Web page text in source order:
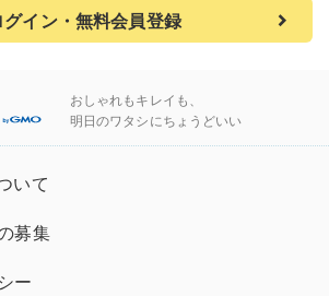
グイン・無料会員登録
おしゃれもキレイも、
明日のワタシにちょうどいい
いて
募集
ー